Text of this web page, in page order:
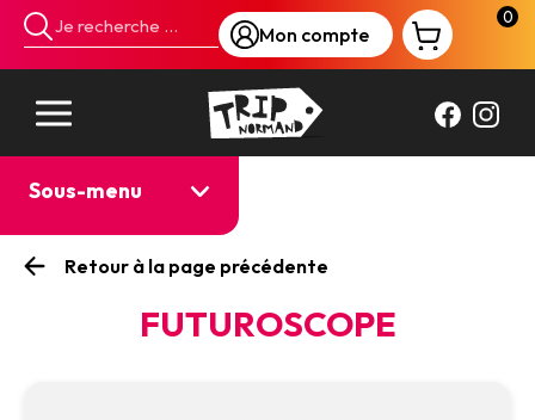
Mon compte
0
Sous-menu
Retour à la page précédente
FUTUROSCOPE
Panneau de gestion des cookies